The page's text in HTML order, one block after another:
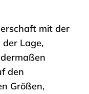
mit der
Lage,
den
Größen,